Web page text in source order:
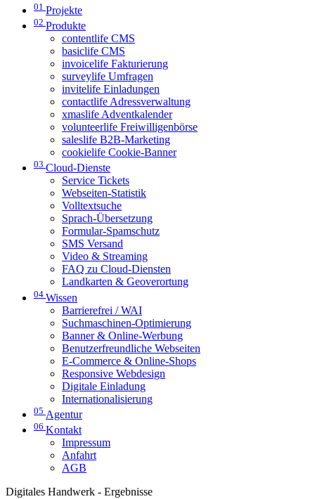
01 Projekte
02 Produkte
contentlife CMS
basiclife CMS
invoicelife Fakturierung
surveylife Umfragen
invitelife Einladungen
contactlife Adressverwaltung
xmaslife Adventkalender
volunteerlife Freiwilligenbörse
saleslife B2B-Marketing
cookielife Cookie-Banner
03 Cloud-Dienste
Service Tickets
Webseiten-Statistik
Volltextsuche
Sprach-Übersetzung
Formular-Spamschutz
SMS Versand
Video & Streaming
FAQ zu Cloud-Diensten
Landkarten & Geoverortung
04 Wissen
Barrierefrei / WAI
Suchmaschinen-Optimierung
Banner & Online-Werbung
Benutzerfreundliche Webseiten
E-Commerce & Online-Shops
Responsive Webdesign
Digitale Einladung
Internationalisierung
05 Agentur
06 Kontakt
Impressum
Anfahrt
AGB
Digitales Handwerk - Ergebnisse